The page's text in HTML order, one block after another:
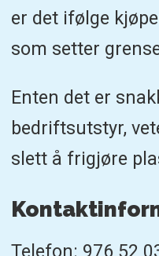
er det ifølge
som setter
Enten det er
bedriftsutstyr,
slett å frigjøre
Telefon: 976 52